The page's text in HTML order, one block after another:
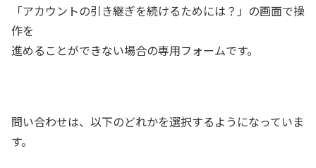
「アカウントの引き継ぎを続けるためには？」の画面で操
作を
進めることができない場合の専用フォームです。
問い合わせは、以下のどれかを選択するようになっていま
す。